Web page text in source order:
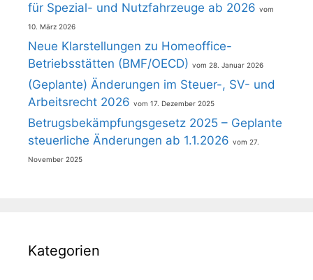
für Spezial- und Nutzfahrzeuge ab 2026
10. März 2026
Neue Klarstellungen zu Homeoffice-
Betriebsstätten (BMF/OECD)
28. Januar 2026
(Geplante) Änderungen im Steuer-, SV- und
Arbeitsrecht 2026
17. Dezember 2025
Betrugsbekämpfungsgesetz 2025 – Geplante
steuerliche Änderungen ab 1.1.2026
27.
November 2025
Kategorien